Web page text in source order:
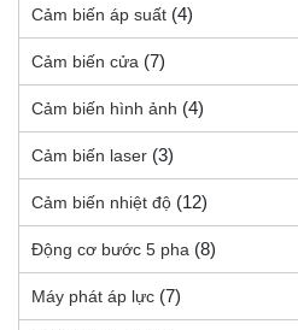
Cảm biến áp suất (4)
Cảm biến cửa (7)
Cảm biến hình ảnh (4)
Cảm biến laser (3)
Cảm biến nhiệt độ (12)
Động cơ bước 5 pha (8)
Máy phát áp lực (7)